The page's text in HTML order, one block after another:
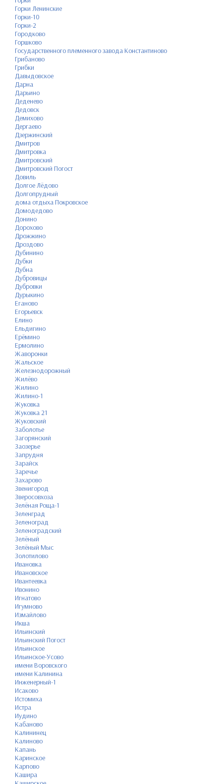
Горки Ленинские
Горки-10
Горки-2
Городково
Горшково
Государственного племенного завода Константиново
Грибаново
Грибки
Давыдовское
Дарна
Дарьино
Деденево
Дедовск
Демихово
Дергаево
Дзержинский
Дмитров
Дмитровка
Дмитровский
Дмитровский Погост
Довиль
Долгое Лёдово
Долгопрудный
дома отдыха Покровское
Домодедово
Донино
Дорохово
Дрожжино
Дроздово
Дубинино
Дубки
Дубна
Дубровицы
Дубровки
Дурыкино
Еганово
Егорьевск
Елино
Ельдигино
Ерёмино
Ермолино
Жаворонки
Жальское
Железнодорожный
Жилёво
Жилино
Жилино-1
Жуковка
Жуковка 21
Жуковский
Заболотье
Загорянский
Заозерье
Запрудня
Зарайск
Заречье
Захарово
Звенигород
Зверосовхоза
Зелёная Роща-1
Зеленград
Зеленоград
Зеленоградский
Зелёный
Зелёный Мыс
Золотилово
Ивановка
Ивановское
Ивантеевка
Ивонино
Игнатово
Игумново
Измайлово
Икша
Ильинский
Ильинский Погост
Ильинское
Ильинское-Усово
имени Воровского
имени Калинина
Инженерный-1
Исаково
Истомиха
Истра
Иудино
Кабаново
Калининец
Калиново
Капань
Каринское
Карпово
Кашира